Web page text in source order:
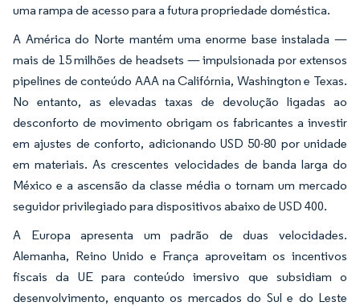
uma rampa de acesso para a futura propriedade doméstica.
A América do Norte mantém uma enorme base instalada —
mais de 15 milhões de headsets — impulsionada por extensos
pipelines de conteúdo AAA na Califórnia, Washington e Texas.
No entanto, as elevadas taxas de devolução ligadas ao
desconforto de movimento obrigam os fabricantes a investir
em ajustes de conforto, adicionando USD 50-80 por unidade
em materiais. As crescentes velocidades de banda larga do
México e a ascensão da classe média o tornam um mercado
seguidor privilegiado para dispositivos abaixo de USD 400.
A Europa apresenta um padrão de duas velocidades.
Alemanha, Reino Unido e França aproveitam os incentivos
fiscais da UE para conteúdo imersivo que subsidiam o
desenvolvimento, enquanto os mercados do Sul e do Leste